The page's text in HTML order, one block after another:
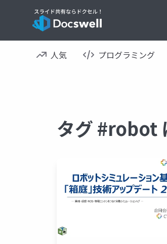
人気 プログラミング
タグ #robot